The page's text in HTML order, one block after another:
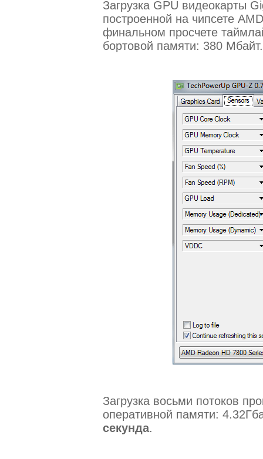
Загрузка GPU видеокарты
построенной на чипсете
финальном просчете
бортовой памяти: 380 Мбайт.
Загрузка восьми потоков
оперативной памяти:
секунда.